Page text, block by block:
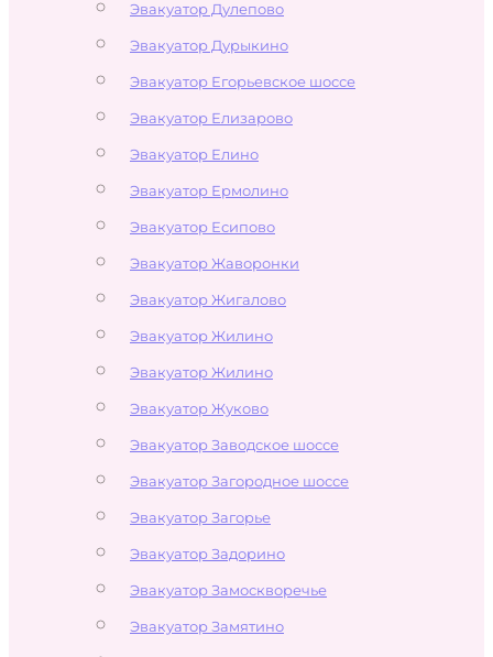
Эвакуатор Дулепово
Эвакуатор Дурыкино
Эвакуатор Егорьевское шоссе
Эвакуатор Елизарово
Эвакуатор Елино
Эвакуатор Ермолино
Эвакуатор Есипово
Эвакуатор Жаворонки
Эвакуатор Жигалово
Эвакуатор Жилино
Эвакуатор Жилино
Эвакуатор Жуково
Эвакуатор Заводское шоссе
Эвакуатор Загородное шоссе
Эвакуатор Загорье
Эвакуатор Задорино
Эвакуатор Замоскворечье
Эвакуатор Замятино